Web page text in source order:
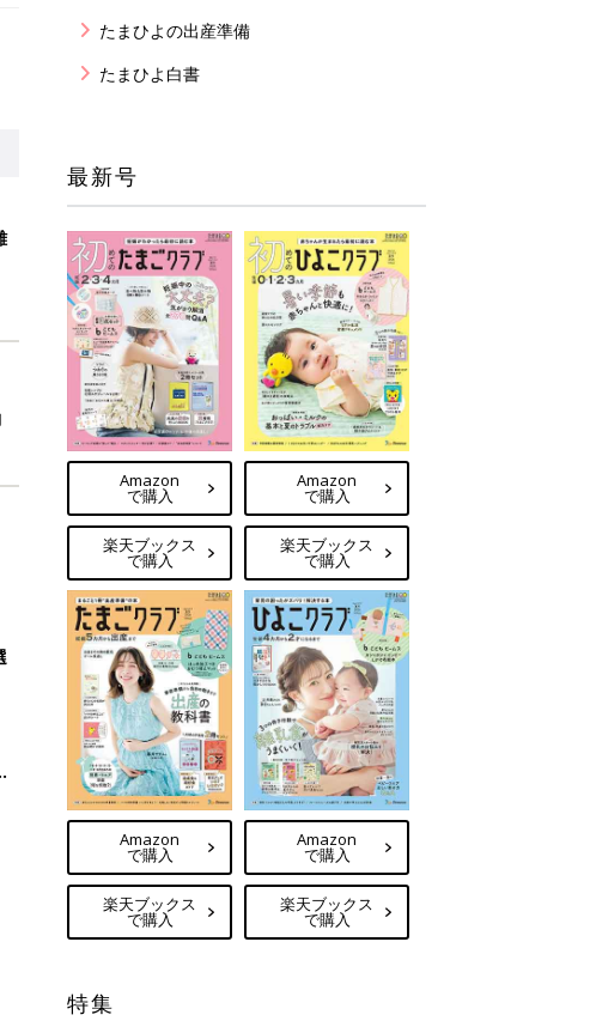
たまひよの出産準備
たまひよ白書
最新号
Amazon
で購入
楽天ブックス
で購入
Amazon
で購入
楽天ブックス
で購入
Amazon
で購入
楽天ブックス
で購入
Amazon
で購入
楽天ブックス
で購入
特集